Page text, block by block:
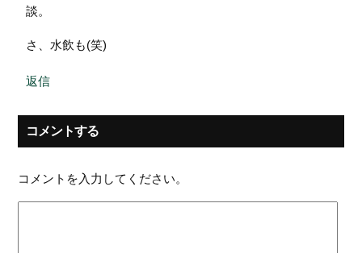
談。
さ、水飲も(笑)
返信
コメントする
コメントを入力してください。